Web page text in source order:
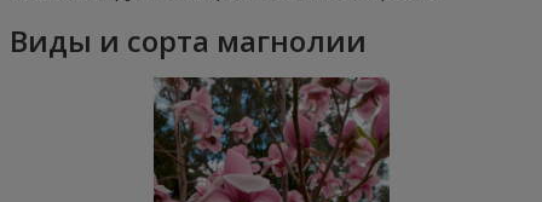
Виды и сорта магнолии